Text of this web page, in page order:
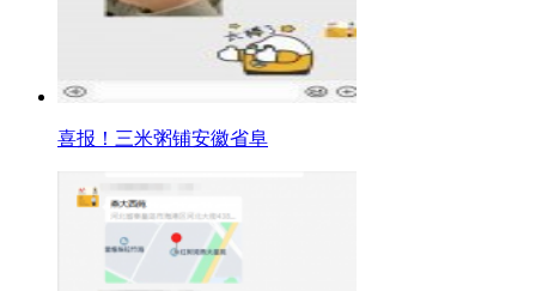
喜报！三米粥铺安徽省阜